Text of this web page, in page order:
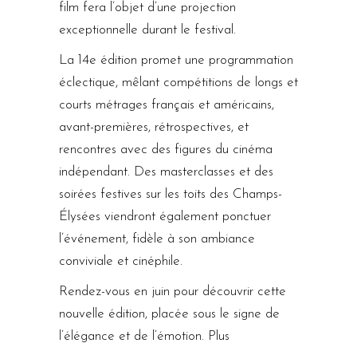
film fera l’objet d’une projection
exceptionnelle durant le festival.
La 14e édition promet une programmation
éclectique, mêlant compétitions de longs et
courts métrages français et américains,
avant-premières, rétrospectives, et
rencontres avec des figures du cinéma
indépendant. Des masterclasses et des
soirées festives sur les toits des Champs-
Élysées viendront également ponctuer
l’événement, fidèle à son ambiance
conviviale et cinéphile.
Rendez-vous en juin pour découvrir cette
nouvelle édition, placée sous le signe de
l’élégance et de l’émotion. Plus